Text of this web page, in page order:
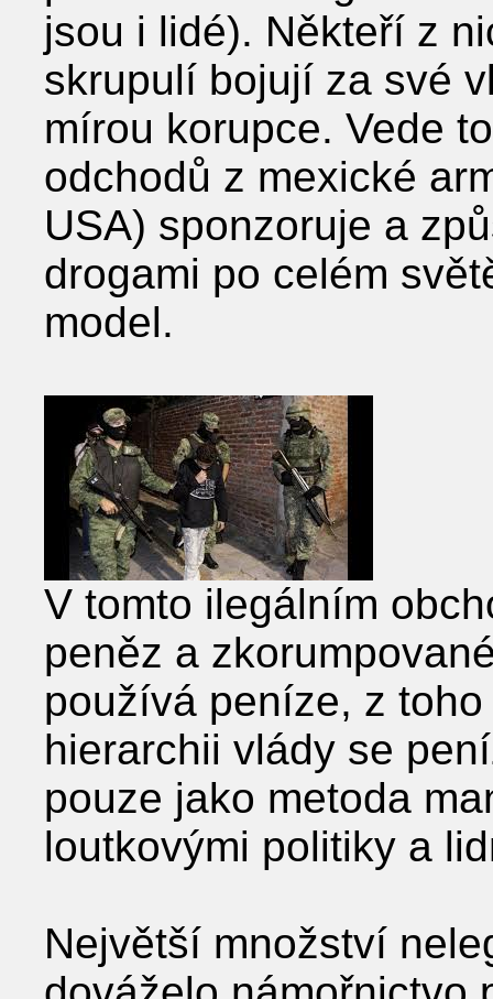
jsou i lidé). Někteří z
skrupulí bojují za své
mírou korupce. Vede
odchodů z mexické
USA) sponzoruje a
drogami po celém
model.
V tomto ilegálním
peněz a
používá peníze, z
hierarchii vlády se
pouze jako metoda
loutkovými politiky a
Největší množství